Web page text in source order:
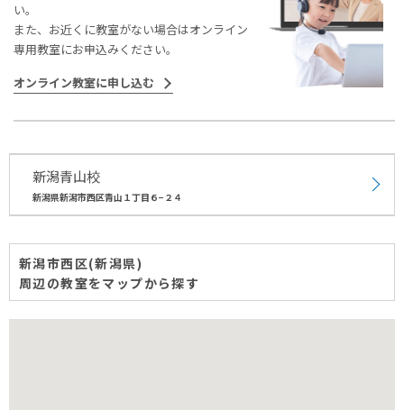
い。
また、お近くに教室がない場合はオンライン
専用教室にお申込みください。
オンライン教室に申し込む
新潟青山校
新潟県新潟市西区青山１丁目６−２４
新潟市西区(新潟県)
周辺の教室をマップから探す